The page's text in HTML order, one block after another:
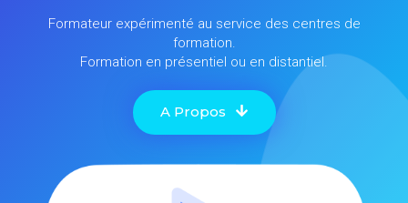
Formateur expérimenté au service des centres de
formation.
Formation en présentiel ou en distantiel.
A Propos